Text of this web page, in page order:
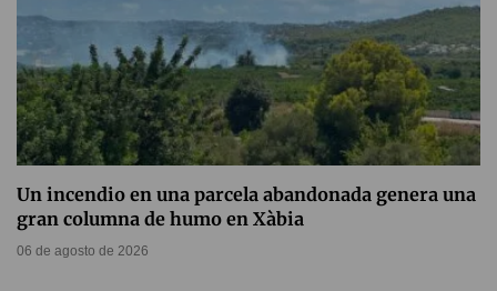
Un incendio en una parcela abandonada genera una
gran columna de humo en Xàbia
06 de agosto de 2026